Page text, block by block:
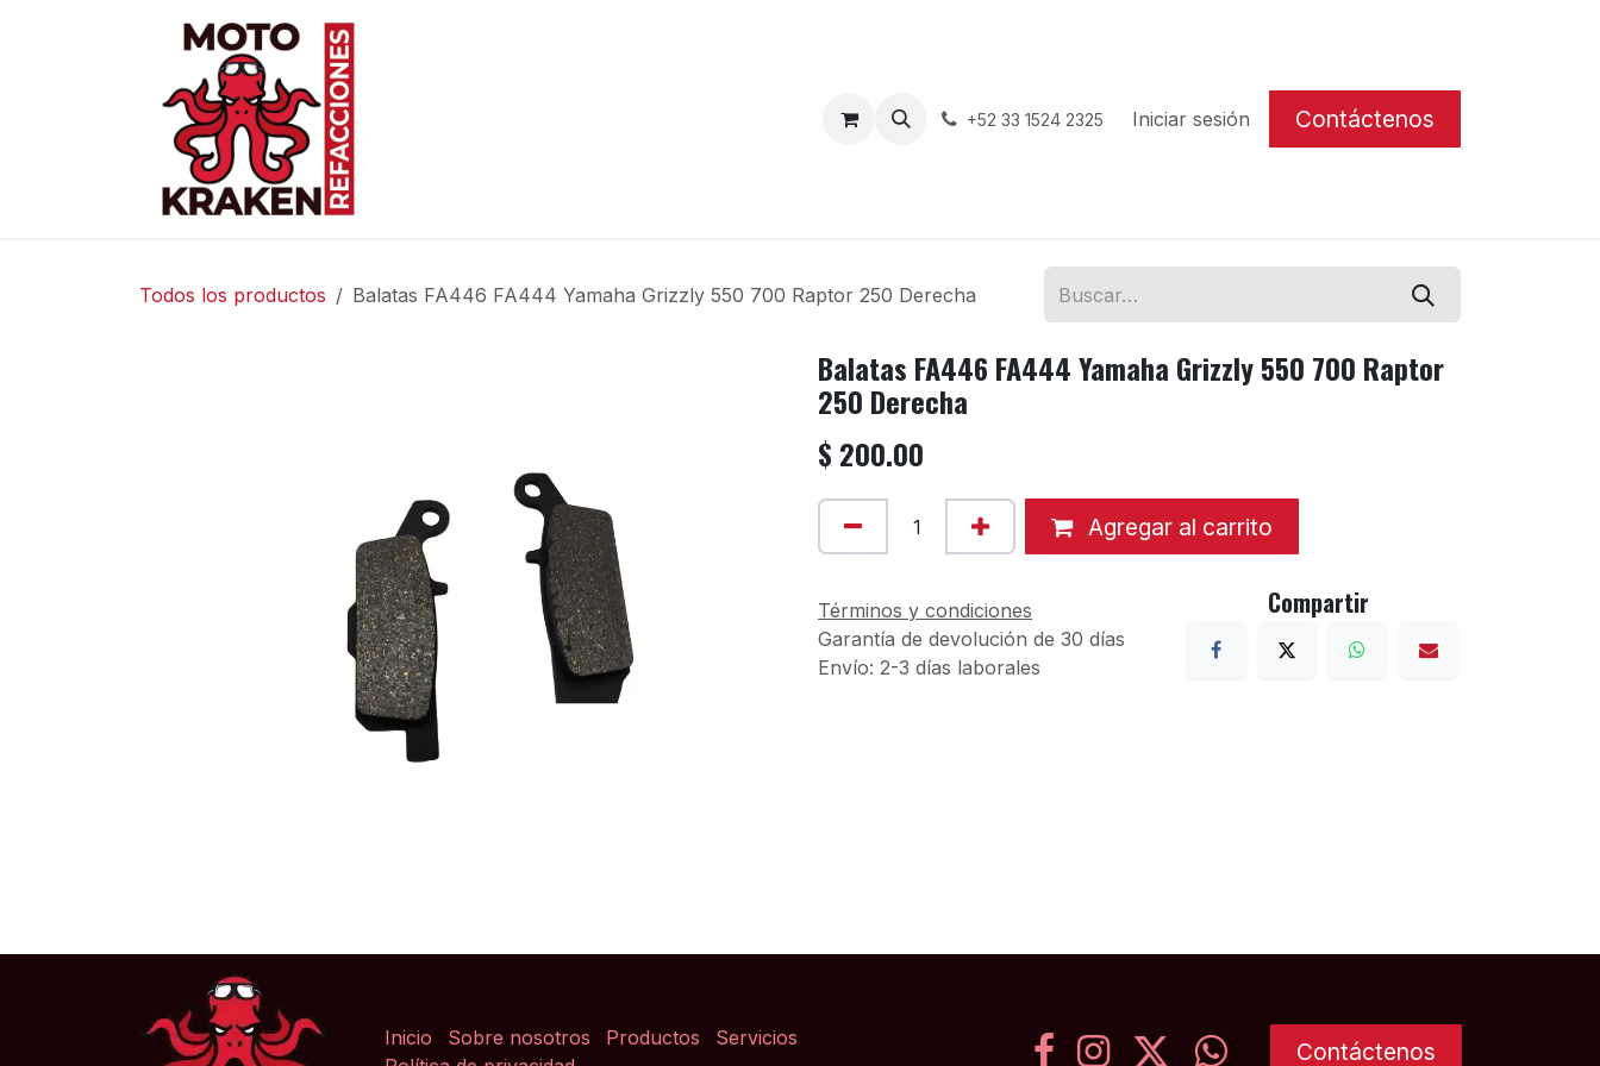
Contáctenos+52 33 1524 2325 Iniciar sesión Contáctenos
Todos los productos Balatas FA446 FA444 Yamaha Grizzly 550 700 Raptor 250 Derecha
Balatas FA446 FA444 Yamaha Grizzly 550 700 Raptor
250 Derecha
$ 200.00
Agregar al carrito
Términos y condiciones
Garantía de devolución de 30 días
Envío: 2-3 días laborales
Compartir
Inicio Sobre nosotros Productos
Servicios
Contáctenos